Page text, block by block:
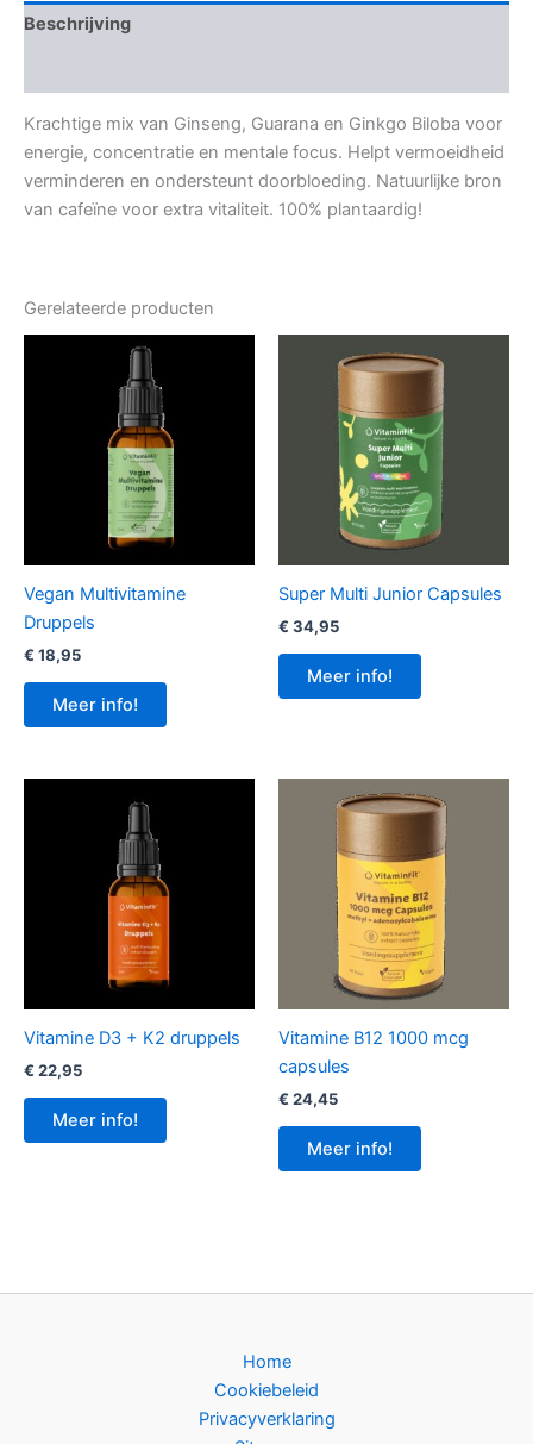
Beschrijving
Krachtige mix van Ginseng, Guarana en Ginkgo Biloba voor
energie, concentratie en mentale focus. Helpt vermoeidheid
verminderen en ondersteunt doorbloeding. Natuurlijke bron
van cafeïne voor extra vitaliteit. 100% plantaardig!
Gerelateerde producten
Vegan Multivitamine
Druppels
€ 18,95
Meer info!
Super Multi Junior Capsules
€ 34,95
Meer info!
Vitamine D3 + K2 druppels
€ 22,95
Meer info!
Vitamine B12 1000 mcg
capsules
€ 24,45
Meer info!
Home
Cookiebeleid
Privacyverklaring